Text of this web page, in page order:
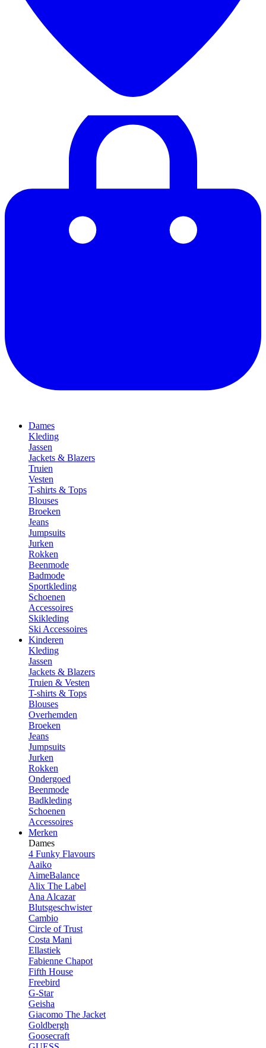
Dames
Kleding
Jassen
Jackets & Blazers
Truien
Vesten
T-shirts & Tops
Blouses
Broeken
Jeans
Jumpsuits
Jurken
Rokken
Beenmode
Badmode
Sportkleding
Schoenen
Accessoires
Skikleding
Ski Accessoires
Kinderen
Kleding
Jassen
Jackets & Blazers
Truien & Vesten
T-shirts & Tops
Blouses
Overhemden
Broeken
Jeans
Jumpsuits
Jurken
Rokken
Ondergoed
Beenmode
Badkleding
Schoenen
Accessoires
Merken
Dames
4 Funky Flavours
Aaiko
AimeBalance
Alix The Label
Ana Alcazar
Blutsgeschwister
Cambio
Circle of Trust
Costa Mani
Ellastiek
Fabienne Chapot
Fifth House
Freebird
G-Star
Geisha
Giacomo The Jacket
Goldbergh
Goosecraft